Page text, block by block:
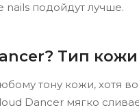
подойдут лучше.
Тип
тону кожи, хотя
Dancer мягко